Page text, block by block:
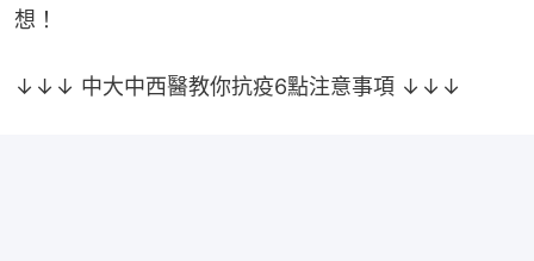
想！
↓↓↓ 中大中西醫教你抗疫6點注意事項 ↓↓↓